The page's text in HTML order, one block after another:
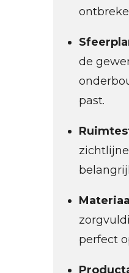
de
past.
perfect